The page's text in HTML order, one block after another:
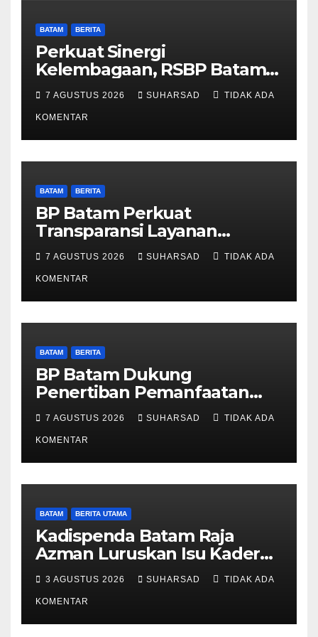
BATAM BERITA
Perkuat Sinergi
Kelembagaan, RSBP Batam
dan BPOM Pastikan
Pelayanan dan Ketersediaan
Obat Aman
7 AGUSTUS 2026 SUHARSAD TIDAK ADA
KOMENTAR
BATAM BERITA
BP Batam Perkuat
Transparansi Layanan
Pertanahan, Alokasi Tanah
Reguler Segera Hadir Melalui
LMS
7 AGUSTUS 2026 SUHARSAD TIDAK ADA
KOMENTAR
BATAM BERITA
BP Batam Dukung
Penertiban Pemanfaatan
Ruang Laut Sesuai
Ketentuan Peraturan
Perundang-undangan
7 AGUSTUS 2026 SUHARSAD TIDAK ADA
KOMENTAR
BATAM BERITA UTAMA
Kadispenda Batam Raja
Azman Luruskan Isu Kader
Pajak RT/RW: Bukan Petugas
Pajak Permanen, Hanya
Pendataan untuk Digitalisasi
hingga 2030
3 AGUSTUS 2026 SUHARSAD TIDAK ADA
KOMENTAR